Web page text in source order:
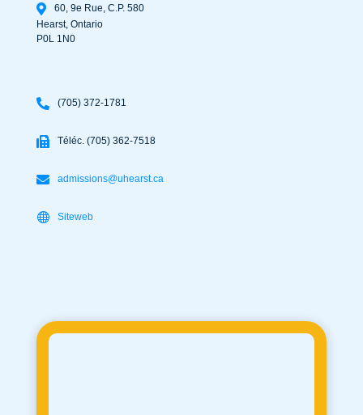
60, 9e Rue, C.P. 580
Hearst, Ontario
P0L 1N0
(705) 372-1781
Téléc. (705) 362-7518
admissions@uhearst.ca
Siteweb